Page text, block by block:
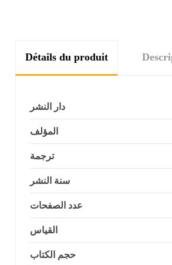
Détails du produit
دار النشر
المؤلف
ترجمة
سنة النشر
عدد الصفحات
القياس
حجم الكتاب